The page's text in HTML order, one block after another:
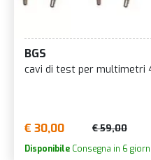
BGS
cavi di test per multimetri
€ 30,00 € 59,00
Disponibile Consegna in 6